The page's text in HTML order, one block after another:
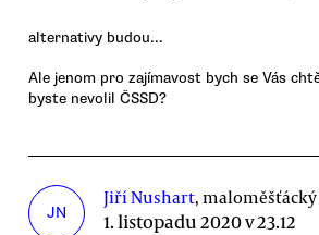
alternativy budou...
Ale jenom pro zajímavost bych se Vás
byste nevolil ČSSD?
JN
Jiří Nushart,
1. listopadu 2020 v 23.12